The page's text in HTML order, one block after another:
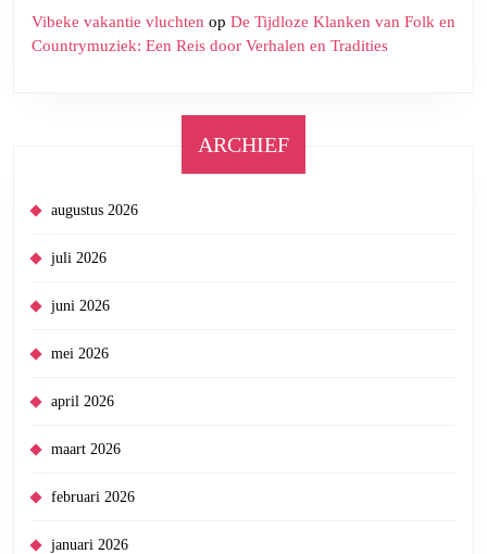
Vibeke vakantie vluchten op De Tijdloze Klanken van Folk en
Countrymuziek: Een Reis door Verhalen en Tradities
ARCHIEF
augustus 2026
juli 2026
juni 2026
mei 2026
april 2026
maart 2026
februari 2026
januari 2026